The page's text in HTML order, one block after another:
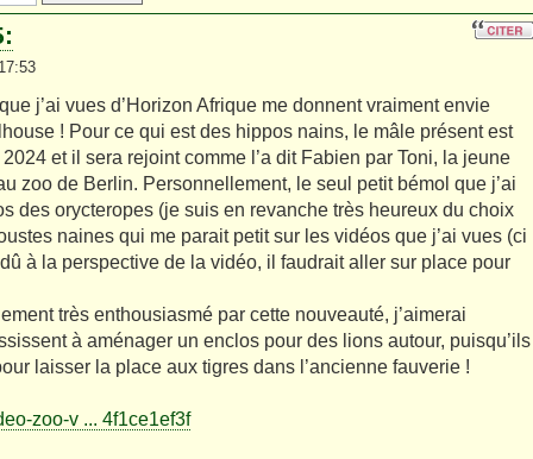
j’ai vues d’Horizon Afrique me donnent vraiment envie
! Pour ce qui est des hippos nains, le mâle présent est
et il sera rejoint comme l’a dit Fabien par Toni, la jeune
zoo de Berlin. Personnellement, le seul petit bémol que j’ai
des orycteropes (je suis en revanche très heureux du choix
naines qui me parait petit sur les vidéos que j’ai vues (ci
à la perspective de la vidéo, il faudrait aller sur place pour
très enthousiasmé par cette nouveauté, j’aimerai
à aménager un enclos pour des lions autour, puisqu’ils
laisser la place aux tigres dans l’ancienne fauverie !
zoo-v ... 4f1ce1ef3f